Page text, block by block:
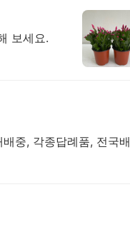
보세요.
중, 각종답례품, 전국배